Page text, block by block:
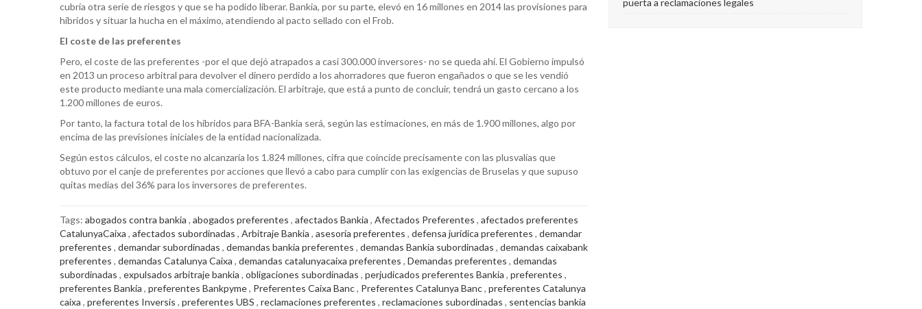
cubría otra serie de riesgos y que se ha podido liberar. Bankia, por su parte, elevó en 16 millones en 2014 las provisiones para
híbridos y situar la hucha en el máximo, atendiendo al pacto sellado con el Frob.
El coste de las preferentes
Pero, el coste de las preferentes -por el que dejó atrapados a casi 300.000 inversores- no se queda ahí. El Gobierno impulsó
en 2013 un proceso arbitral para devolver el dinero perdido a los ahorradores que fueron engañados o que se les vendió
este producto mediante una mala comercialización. El arbitraje, que está a punto de concluir, tendrá un gasto cercano a los
1.200 millones de euros.
Por tanto, la factura total de los híbridos para BFA-Bankia será, según las estimaciones, en más de 1.900 millones, algo por
encima de las previsiones iniciales de la entidad nacionalizada.
Según estos cálculos, el coste no alcanzaría los 1.824 millones, cifra que coincide precisamente con las plusvalías que
obtuvo por el canje de preferentes por acciones que llevó a cabo para cumplir con las exigencias de Bruselas y que supuso
quitas medias del 36% para los inversores de preferentes.
Tags: abogados contra bankia , abogados preferentes , afectados Bankia , Afectados Preferentes , afectados preferentes
CatalunyaCaixa , afectados subordinadas , Arbitraje Bankia , asesoría preferentes , defensa jurídica preferentes , demandar
preferentes , demandar subordinadas , demandas bankia preferentes , demandas Bankia subordinadas , demandas caixabank
preferentes , demandas Catalunya Caixa , demandas catalunyacaixa preferentes , Demandas preferentes , demandas
subordinadas , expulsados arbitraje bankia , obligaciones subordinadas , perjudicados preferentes Bankia , preferentes ,
preferentes Bankia , preferentes Bankpyme, Preferentes Caixa Banc, Preferentes Catalunya Banc, preferentes Catalunya
caixa , preferentes Inversis , preferentes UBS , reclamaciones preferentes , reclamaciones subordinadas , sentencias bankia
puerta a reclamaciones legales